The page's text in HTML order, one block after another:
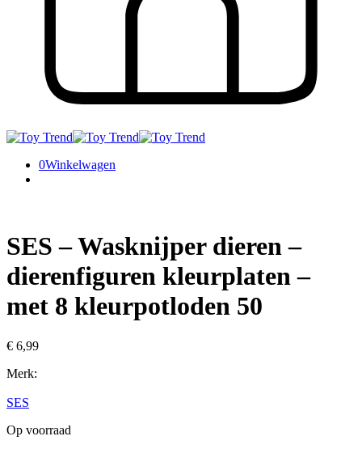
0Winkelwagen
SES – Wasknijper dieren –
dierenfiguren kleurplaten –
met 8 kleurpotloden 50
€ 6,99
Merk:
SES
Op voorraad